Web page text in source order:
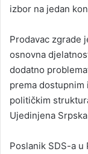
izbor na jedan
Prodavac zgrade
osnovna
dodatno
prema dostupnim
političkim
Ujedinjena
Poslanik SDS-a u